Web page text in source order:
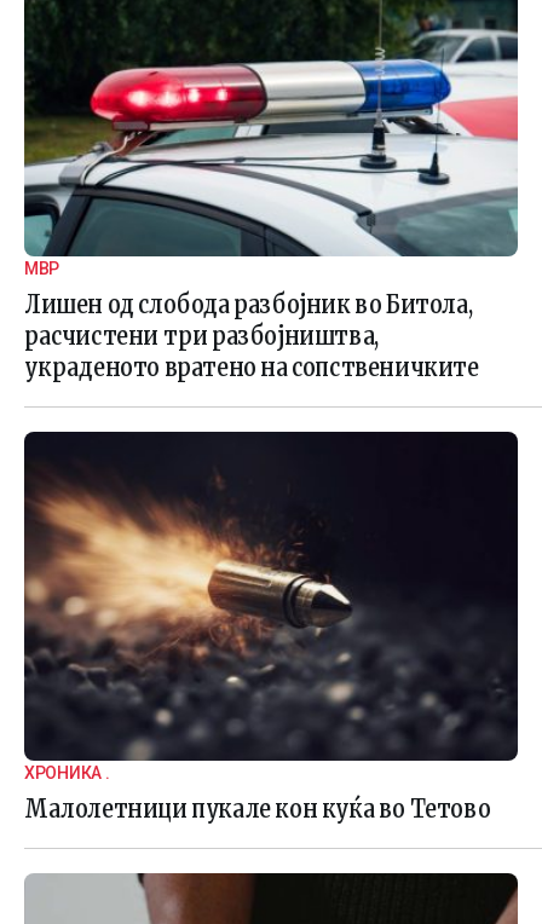
МВР
Лишен од слобода разбојник во Битола,
расчистени три разбојништва,
украденото вратено на сопственичките
ХРОНИКА .
Малолетници пукале кон куќа во Тетово